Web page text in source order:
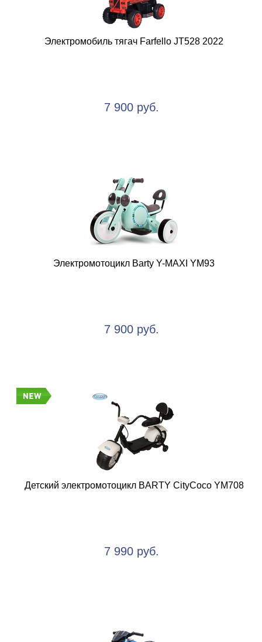
Электромобиль тягач Farfello JT528 2022
7 900 руб.
Электромотоцикл Barty Y-MAXI YM93
7 900 руб.
Детский электромотоцикл BARTY CityCoco YM708
7 990 руб.